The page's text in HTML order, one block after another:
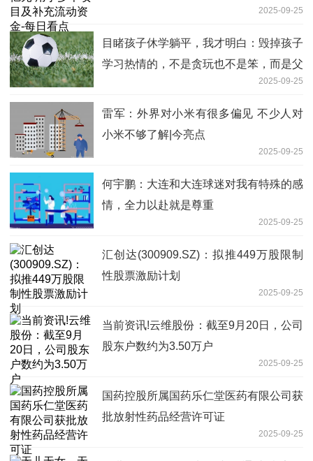
2025-09-25
目睹孩子休学躺平，我才明白：毁掉孩子
学习热情的，不是贪玩也不是笨，而是父
2025-09-25
雷军：外界对小米有很多偏见 不少人对
小米不够了解|今亮点
2025-09-25
何宇鹏：大连和大连球迷对我有特殊的感
情，全力以赴就是尊重
2025-09-25
汇创达(300909.SZ)：拟推449万股限制
性股票激励计划
2025-09-25
当前资讯!云维股份：截至9月20日，公司
股东户数约为3.50万户
2025-09-25
国药控股所属国药乐仁堂医药有限公司获
批放射性药品经营许可证
2025-09-25